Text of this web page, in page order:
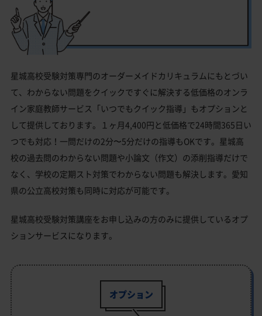
星城高校受験対策専門のオーダーメイドカリキュラムにもとづい
て、わからない問題をクイックですぐに解決する低価格のオンラ
イン家庭教師サービス「いつでもクイック指導」もオプションと
して提供しております。１ヶ月4,400円と低価格で24時間365日い
つでも対応！一問だけの2分〜5分だけの指導もOKです。星城高
校の過去問のわからない問題や小論文（作文）の添削指導だけで
なく、学校の定期スト対策でわからない問題も解決します。愛知
県の公立高校対策も同時に対応が可能です。
星城高校受験対策講座をお申し込みの方のみに提供しているオプ
ションサービスになります。
オプション